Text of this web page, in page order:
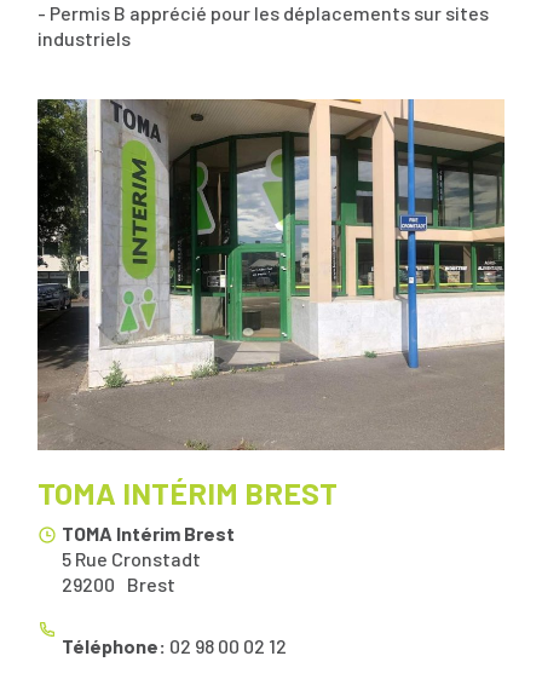
- Permis B apprécié pour les déplacements sur sites
industriels
TOMA INTÉRIM BREST
TOMA Intérim Brest
5 Rue Cronstadt
Brest
29200
Téléphone: 02 98 00 02 12